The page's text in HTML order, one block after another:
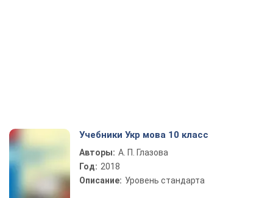
Учебники Укр мова 10 класс
Авторы: А. П. Глазова
Год: 2018
Описание: Уровень стандарта